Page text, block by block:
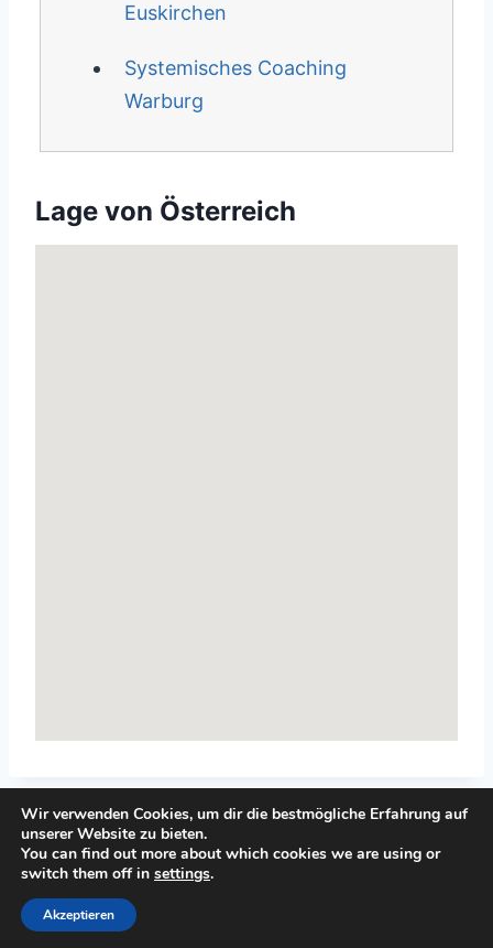
Euskirchen
Systemisches Coaching
Warburg
Lage von Österreich
© 2026 Top-Systemisches-Coaching.de
Wir verwenden Cookies, um dir die bestmögliche Erfahrung auf
unserer Website zu bieten.
You can find out more about which cookies we are using or
switch them off in settings.
Akzeptieren